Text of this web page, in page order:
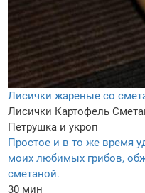
Лисички жареные со
Лисички Картофель
Петрушка и укроп
Простое и в то же время
моих любимых грибов,
сметаной.
30 мин